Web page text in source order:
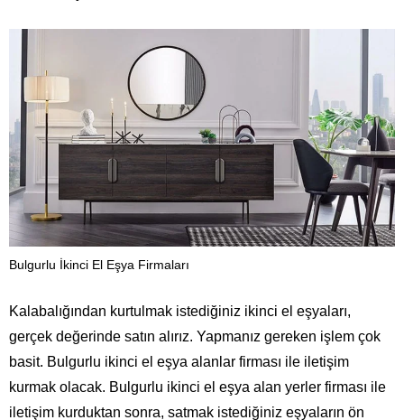
Bulgurlu İkinci El Eşya Firmaları
Kalabalığından kurtulmak istediğiniz ikinci el eşyaları,
gerçek değerinde satın alırız. Yapmanız gereken işlem çok
basit. Bulgurlu ikinci el eşya alanlar firması ile iletişim
kurmak olacak. Bulgurlu ikinci el eşya alan yerler firması ile
iletişim kurduktan sonra, satmak istediğiniz eşyaların ön